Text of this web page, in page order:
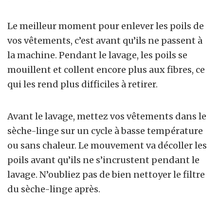
Le meilleur moment pour enlever les poils de
vos vêtements, c’est avant qu’ils ne passent à
la machine. Pendant le lavage, les poils se
mouillent et collent encore plus aux fibres, ce
qui les rend plus difficiles à retirer.
Avant le lavage, mettez vos vêtements dans le
sèche-linge sur un cycle à basse température
ou sans chaleur. Le mouvement va décoller les
poils avant qu’ils ne s’incrustent pendant le
lavage. N’oubliez pas de bien nettoyer le filtre
du sèche-linge après.